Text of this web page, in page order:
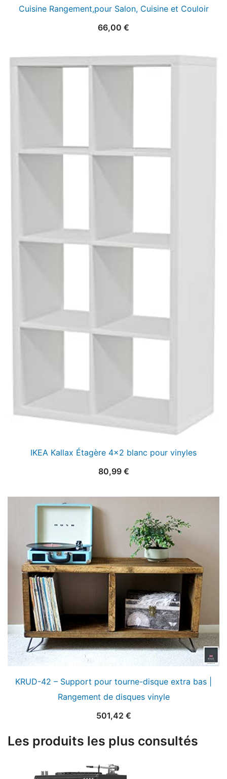
Cuisine Rangement,pour Salon, Cuisine et Couloir
66,00 €
IKEA Kallax Étagère 4×2 blanc pour vinyles
80,99 €
KRUD-42 – Support pour tourne-disque extra bas |
Rangement de disques vinyle
501,42 €
Les produits les plus consultés